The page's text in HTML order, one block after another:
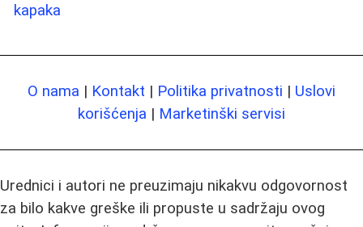
kapaka
O nama | Kontakt | Politika privatnosti | Uslovi
korišćenja | Marketinški servisi
Urednici i autori ne preuzimaju nikakvu odgovornost
za bilo kakve greške ili propuste u sadržaju ovog